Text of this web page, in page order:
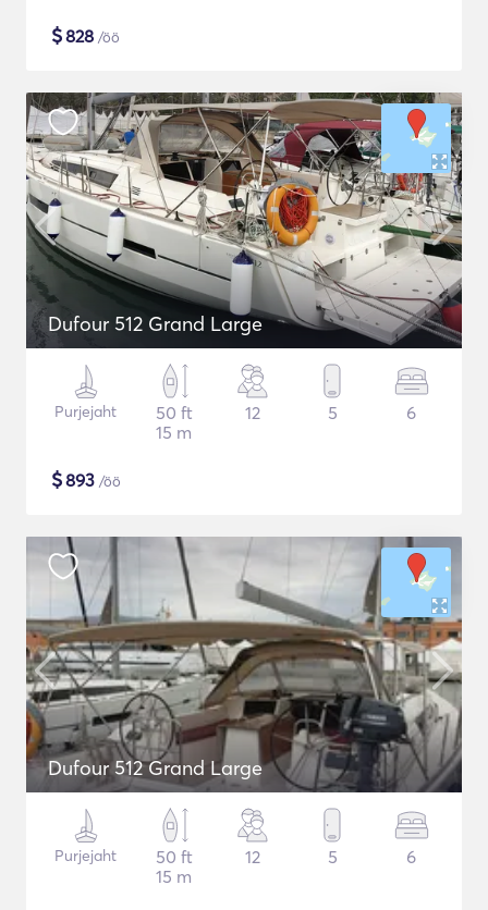
$828 /öö
Dufour 512 Grand Large
Purjejaht
50 ft
15 m
12 5 6
$893 /öö
Dufour 512 Grand Large
Purjejaht
50 ft
15 m
12 5 6